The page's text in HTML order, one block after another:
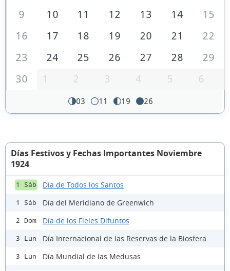
9
10 11 12 13 14
15
16
17 18 19 20 21
22
23
24 25 26 27 28
29
30
1 2 3 4 5 6
03 11 19 26
Días Festivos y Fechas Importantes Noviembre
1924
1 Sáb Día de Todos los Santos
1 Sáb Día del Meridiano de Greenwich
2 Dom Día de los Fieles Difuntos
3 Lun Día Internacional de las Reservas de la Biosfera
3 Lun Día Mundial de las Medusas